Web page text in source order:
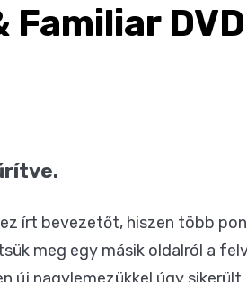
DVD
írt bevezetőt, hiszen több
meg egy másik oldalról a
új nagylemezükkel úgy sikerült